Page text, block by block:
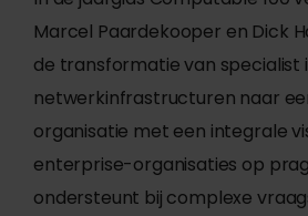
Marcel Paardekooper en Dick
de transformatie van specialist
netwerkinfrastructuren naar
organisatie met een integrale
enterprise-organisaties op
ondersteunt bij complexe